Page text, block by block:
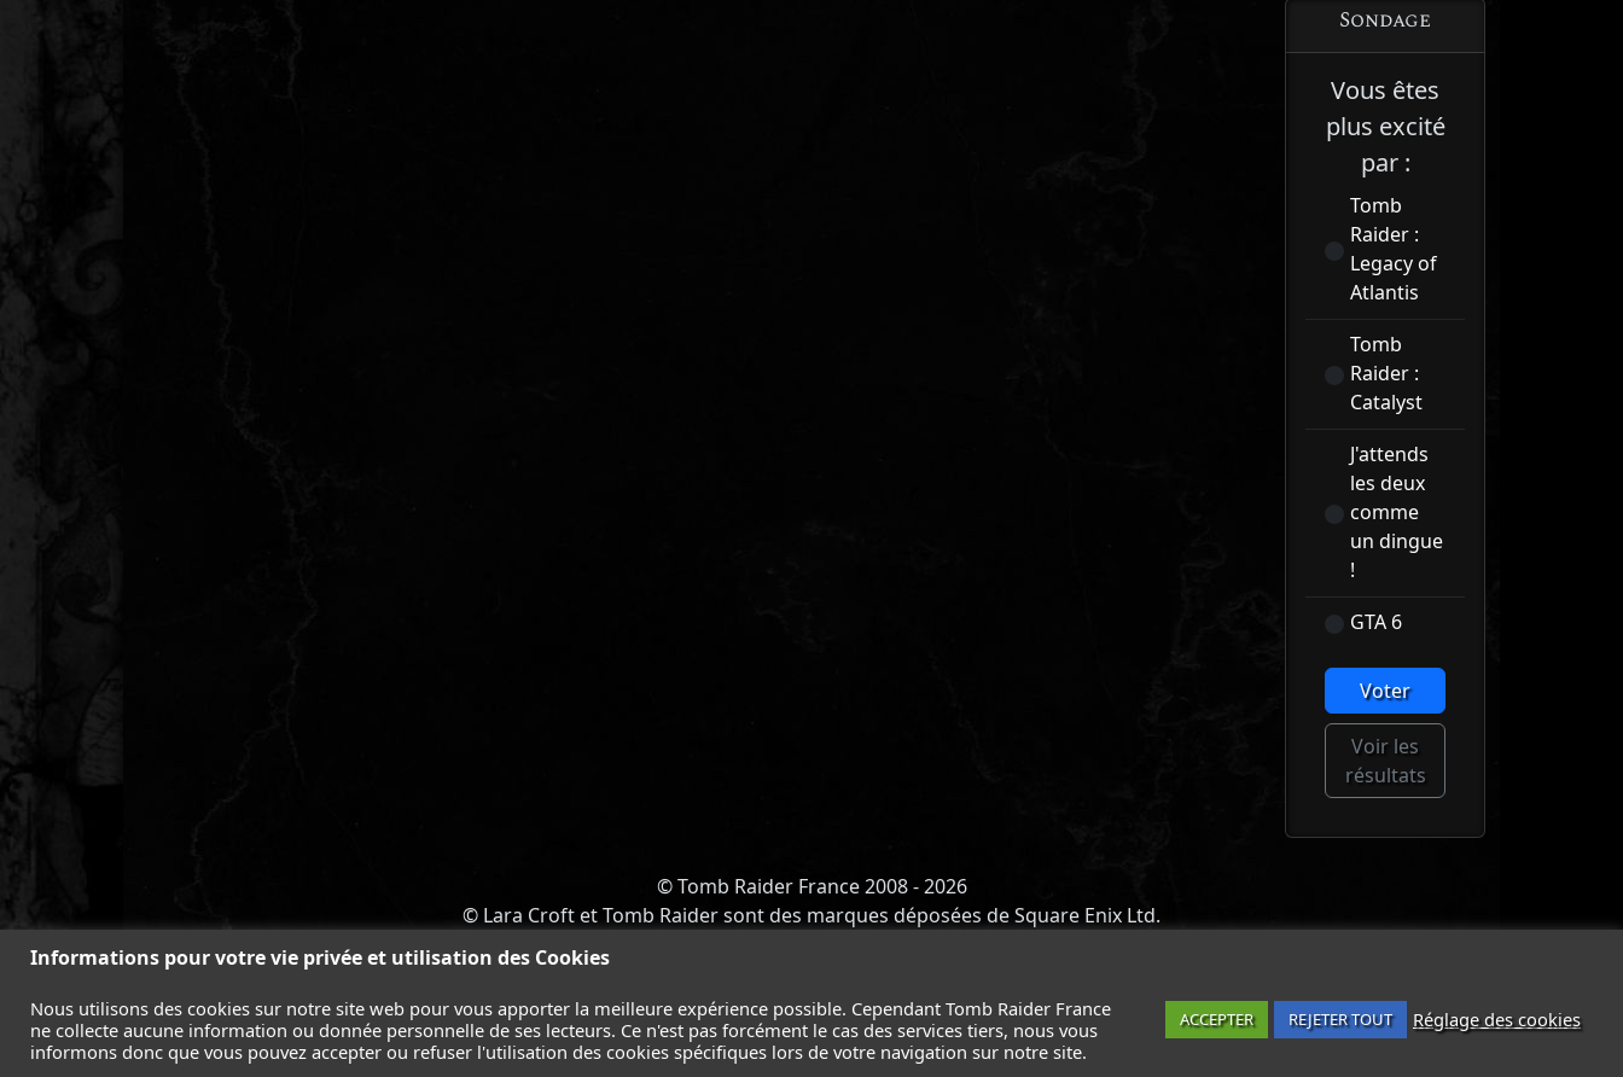
Sondage
Vous êtes
plus excité
par :
Tomb
Raider :
Legacy of
Atlantis
Tomb
Raider :
Catalyst
J'attends
les deux
comme
un dingue
!
GTA 6
Voter
Voir les
résultats
Informations pour votre vie privée et utilisation des Cookies
Nous utilisons des cookies sur notre site web pour vous apporter la meilleure expérience possible. Cependant Tomb Raider France
ne collecte aucune information ou donnée personnelle de ses lecteurs. Ce n'est pas forcément le cas des services tiers, nous vous
informons donc que vous pouvez accepter ou refuser l'utilisation des cookies spécifiques lors de votre navigation sur notre site.
ACCEPTER REJETER TOUT Réglage des cookies
© Tomb Raider France 2008 - 2026
© Lara Croft et Tomb Raider sont des marques déposées de Square Enix Ltd.
ACCUEIL
TOMB RAIDER - LEGACY OF ATLANTIS